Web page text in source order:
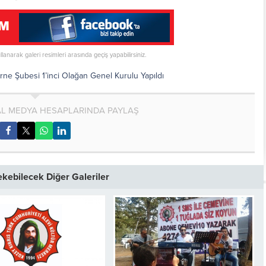
galeri resimleri arasında geçiş yapabilirsiniz.
Şubesi 1’inci Olağan Genel Kurulu Yapıldı
MEDYA HESAPLARINDA PAYLAŞ
Diğer Galeriler